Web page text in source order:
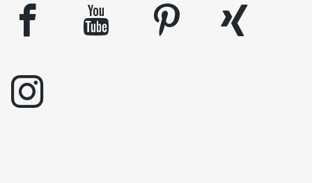
facebook youtube pinterest
xing
instagram